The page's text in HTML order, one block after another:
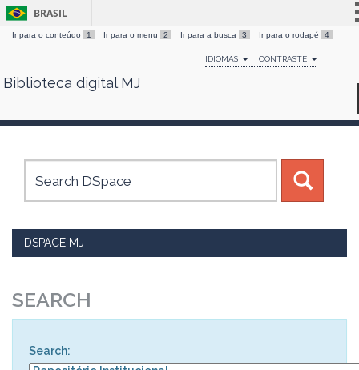
Skip
BRASIL
Simplifique!
Comunica BR
Canais
Ir para o conteúdo 1 Ir para o menu 2 Ir para a busca 3 Ir para o rodapé 4
IDIOMAS CONTRASTE
Biblioteca digital MJ
DSPACE MJ
SEARCH
Search: